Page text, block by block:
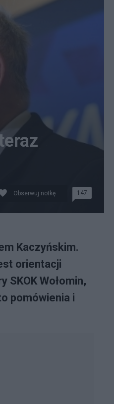
Obserwuj notkę 147
Kaczyńskim.
orientacji
Wołomin,
pomówienia i